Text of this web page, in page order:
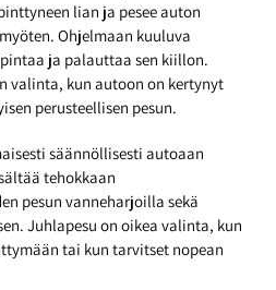
lian ja pesee auton
Ohjelmaan kuuluva
ja palauttaa sen kiillon.
valinta, kun autoon on kertynyt
perusteellisen pesun.
säännöllisesti autoaan
tehokkaan
pesun vanneharjoilla sekä
Juhlapesu on oikea valinta, kun
tai kun tarvitset nopean